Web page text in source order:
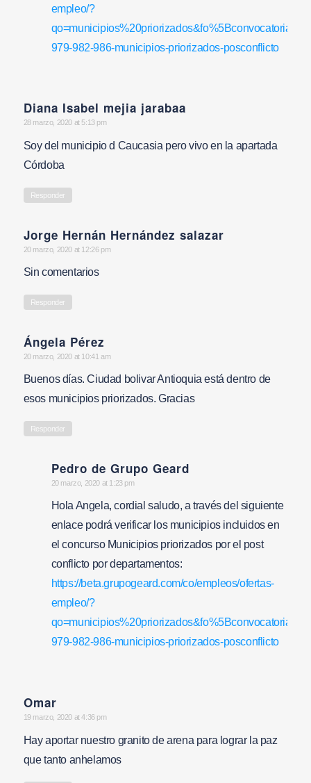
empleo/?
979-982-986-municipios-priorizados-posconflicto
Diana Isabel mejia jarabaa
says:
28 marzo, 2020 at 5:13 pm
Soy del municipio d Caucasia pero vivo en la apartada
Córdoba
Responder
Jorge Hernán Hernández salazar
says:
20 marzo, 2020 at 12:26 pm
Sin comentarios
Responder
Ángela Pérez
says:
20 marzo, 2020 at 10:41 am
Buenos días. Ciudad bolivar Antioquia está dentro de
esos municipios priorizados. Gracias
Responder
Pedro de Grupo Geard
says:
20 marzo, 2020 at 1:23 pm
Hola Angela, cordial saludo, a través del siguiente
enlace podrá verificar los municipios incluidos en
el concurso Municipios priorizados por el post
conflicto por departamentos:
https://beta.grupogeard.com/co/empleos/ofertas-
empleo/?
979-982-986-municipios-priorizados-posconflicto
Omar
says:
19 marzo, 2020 at 4:36 pm
Hay aportar nuestro granito de arena para lograr la paz
que tanto anhelamos